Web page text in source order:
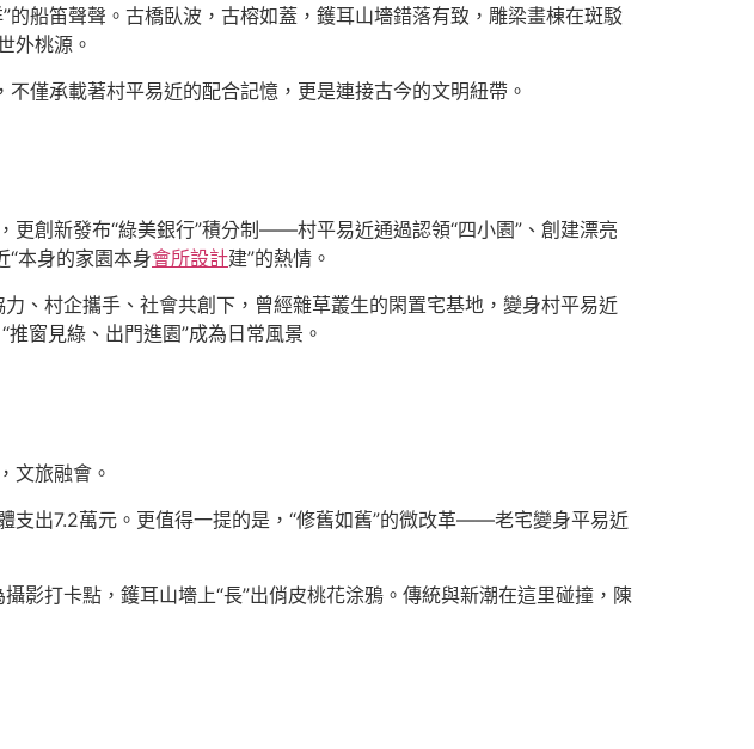
船笛聲聲。古橋臥波，古榕如蓋，鑊耳山墻錯落有致，雕梁畫棟在斑駁
外桃源。
僅承載著村平易近的配合記憶，更是連接古今的文明紐帶。
更創新發布“綠美銀行”積分制——村平易近通過認領“四小園”、創建漂亮
“本身的家園本身會所設計建”的熱情。
力、村企攜手、社會共創下，曾經雜草叢生的閑置宅基地，變身村平易近
窗見綠、出門進園”成為日常風景。
文旅融會。
支出7.2萬元。更值得一提的是，“修舊如舊”的微改革——老宅變身平易近
影打卡點，鑊耳山墻上“長”出俏皮桃花涂鴉。傳統與新潮在這里碰撞，陳